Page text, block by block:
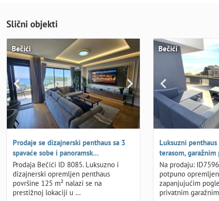
Slični objekti
Bečići
Prodaje se dizajnerski penthaus sa 3
spavaće sobe i panoramsk…
Prodaja Bečići ID 8085. Luksuzno i
dizajnerski opremljen penthaus
površine 125 m² nalazi se na
prestižnoj lokaciji u …
Bečići
Luksuzni
terasom,
Na prodaju:
potpuno
zapanjujućim
privatnim